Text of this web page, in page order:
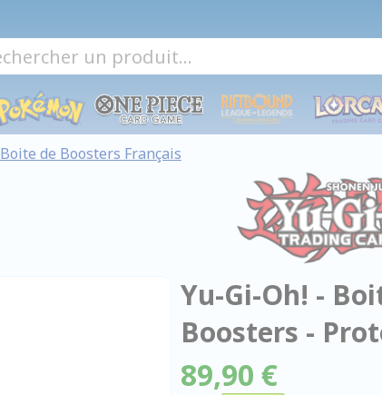
Boite de Boosters Français
Yu-Gi-Oh! -
Boosters -
89,90 €